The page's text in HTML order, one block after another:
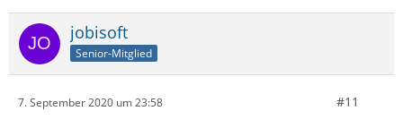
jobisoft
Senior-Mitglied
7. September 2020 um 23:58 #11